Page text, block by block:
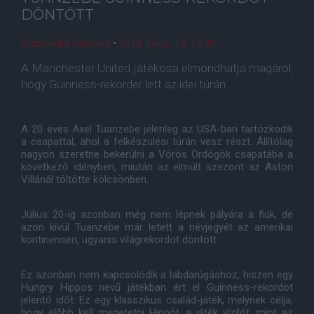
DÖNTÖTT
Csizmadia Edmond • 2018. július. 19. 12:30
A Manchester United játékosa elmondhatja magáról,
hogy Guinness-rekorder lett az idei túrán.
A 20 éves Axel Tuanzebe jelenleg az USA-ban tartózkodik
a csapattal, ahol a felkészülési túrán vesz részt. Állítólag
nagyon szeretne bekerülni a Vörös Ördögök csapatába a
következő idényben, miután az elmúlt szezont az Aston
Villánál töltötte kölcsönben.
Július 20-ig azonban még nem lépnek pályára a fiúk, de
azon kívül Tuanzebe már letett a névjegyét az amerikai
kontinensen, ugyanis világrekordot döntött.
Ez azonban nem kapcsolódik a labdarúgáshoz, hiszen egy
Hungry Hippos nevű játékban ért el Guinness-rekordot
jelentő időt. Ez egy klasszikus család-játék, melynek célja,